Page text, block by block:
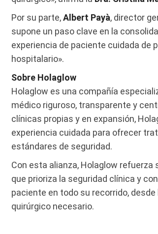
Por su parte,Albert Payà, director
supone un paso clave en la
experiencia de paciente cuidada de
hospitalario».
Sobre Holaglow
Holaglow es una compañía
médico riguroso, transparente y
clínicas propias y en expansión,
experiencia cuidada para ofrecer
estándares de seguridad.
Con esta alianza, Holaglow
que prioriza la seguridad clínica y
paciente en todo su recorrido,
quirúrgico necesario.